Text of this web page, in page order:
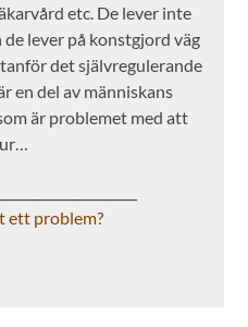
etc. De lever inte
lever på konstgjord väg
det självregulerande
en del av människans
är problemet med att
ett problem?